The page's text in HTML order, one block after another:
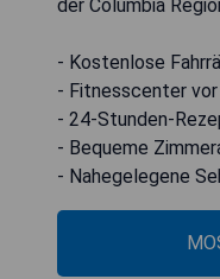
der Columbia
- Kostenlose
- Fitnesscenter
- 24-Stunden-
- Bequeme
- Nahegelegene